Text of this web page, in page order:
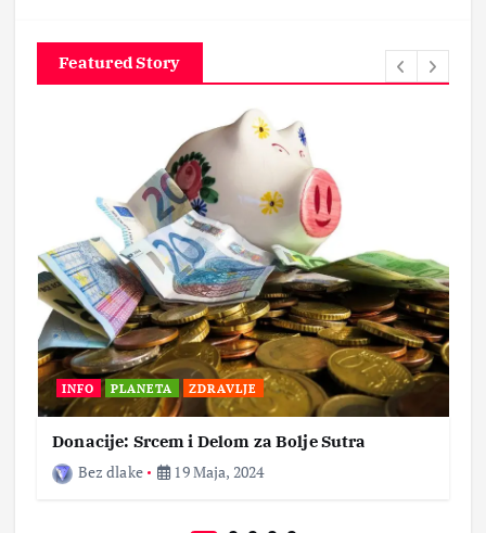
Featured Story
INFO PLANETA ZDRAVLJE
Donacije: Srcem i Delom za Bolje Sutra
Bez dlake
19 Maja, 2024